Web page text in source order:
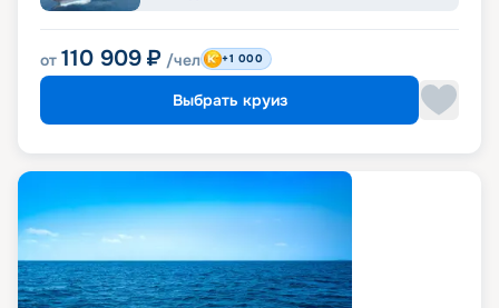
от 110 909 ₽ /чел +1 000
Выбрать круиз